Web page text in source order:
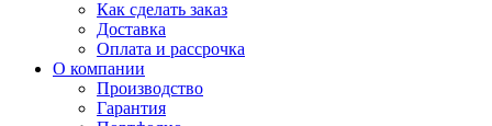
Как сделать заказ
Доставка
Оплата и рассрочка
О компании
Производство
Гарантия